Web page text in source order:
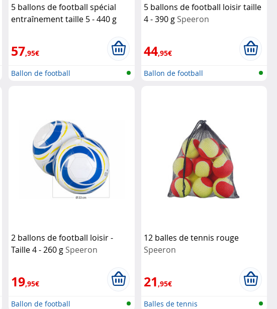
5 ballons de football spécial
entraînement taille 5 - 440 g
57,95€
Ballon de football
5 ballons de football loisir taille
4 - 390 g Speeron
44,95€
Ballon de football
2 ballons de football loisir -
Taille 4 - 260 g Speeron
19,95€
Ballon de football
12 balles de tennis rouge
Speeron
21,95€
Balles de tennis